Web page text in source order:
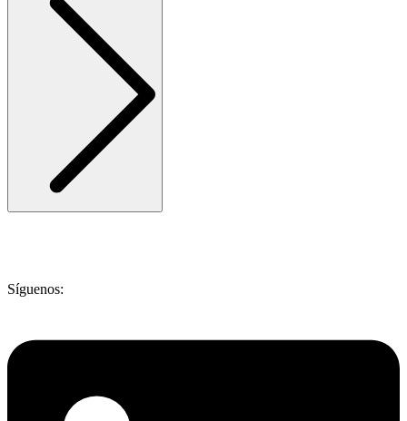
Síguenos: